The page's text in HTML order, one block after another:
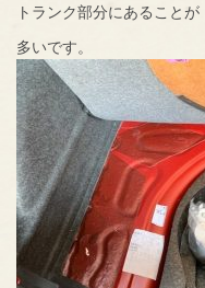
トランク部分にあることが
多いです。